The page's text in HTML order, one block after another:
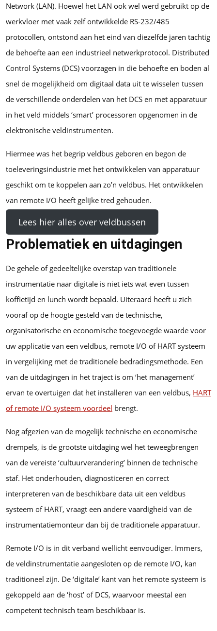
Network (LAN). Hoewel het LAN ook wel werd gebruikt op de
werkvloer met vaak zelf ontwikkelde RS-232/485
protocollen, ontstond aan het eind van diezelfde jaren tachtig
de behoefte aan een industrieel netwerkprotocol. Distributed
Control Systems (DCS) voorzagen in die behoefte en boden al
snel de mogelijkheid om digitaal data uit te wisselen tussen
de verschillende onderdelen van het DCS en met apparatuur
in het veld middels ‘smart’ processoren opgenomen in de
elektronische veldinstrumenten.
Hiermee was het begrip veldbus geboren en begon de
toeleveringsindustrie met het ontwikkelen van apparatuur
geschikt om te koppelen aan zo’n veldbus. Het ontwikkelen
van remote I/O heeft gelijke tred gehouden.
Lees hier alles over veldbussen
Problematiek en uitdagingen
De gehele of gedeeltelijke overstap van traditionele
instrumentatie naar digitale is niet iets wat even tussen
koffietijd en lunch wordt bepaald. Uiteraard heeft u zich
vooraf op de hoogte gesteld van de technische,
organisatorische en economische toegevoegde waarde voor
uw applicatie van een veldbus, remote I/O of HART systeem
in vergelijking met de traditionele bedradingsmethode. Een
van de uitdagingen in het traject is om ‘het management’
ervan te overtuigen dat het installeren van een veldbus, HART
of remote I/O systeem voordeel brengt.
Nog afgezien van de mogelijk technische en economische
drempels, is de grootste uitdaging wel het teweegbrengen
van de vereiste ‘cultuurverandering’ binnen de technische
staf. Het onderhouden, diagnosticeren en correct
interpreteren van de beschikbare data uit een veldbus
systeem of HART, vraagt een andere vaardigheid van de
instrumentatiemonteur dan bij de traditionele apparatuur.
Remote I/O is in dit verband wellicht eenvoudiger. Immers,
de veldinstrumentatie aangesloten op de remote I/O, kan
traditioneel zijn. De ‘digitale’ kant van het remote systeem is
gekoppeld aan de ‘host’ of DCS, waarvoor meestal een
competent technisch team beschikbaar is.